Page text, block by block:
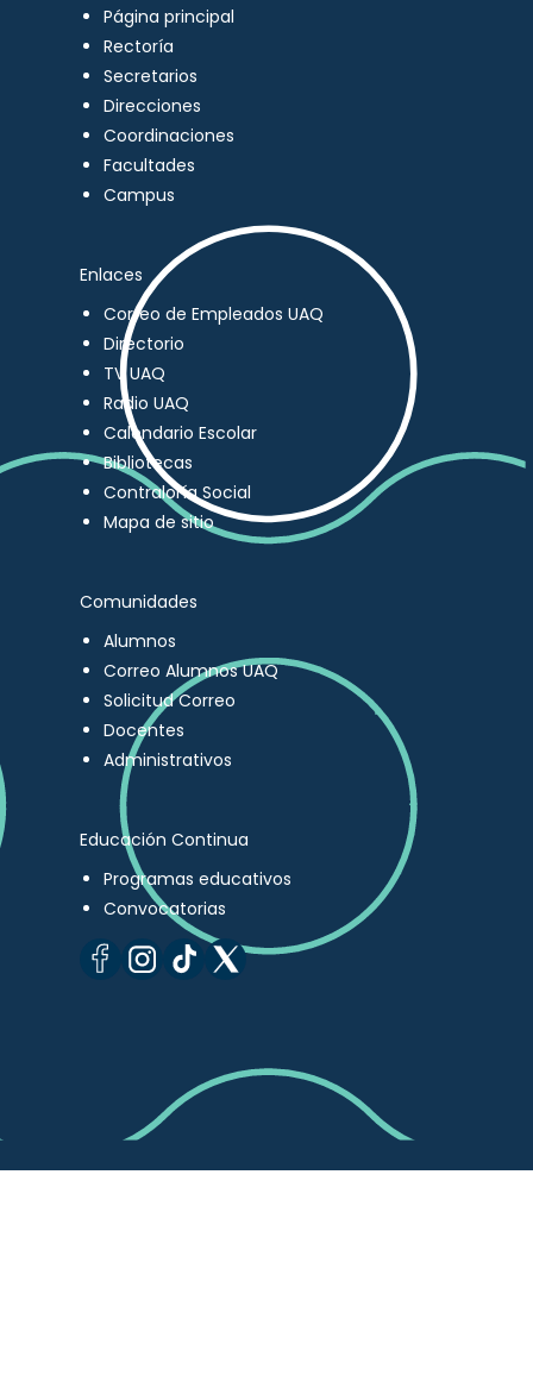
Página principal
Rectoría
Secretarios
Direcciones
Coordinaciones
Facultades
Campus
Enlaces
Correo de Empleados UAQ
Directorio
TV UAQ
Radio UAQ
Calendario Escolar
Bibliotecas
Contraloría Social
Mapa de sitio
Comunidades
Alumnos
Correo Alumnos UAQ
Solicitud Correo
Docentes
Administrativos
Educación Continua
Programas educativos
Convocatorias